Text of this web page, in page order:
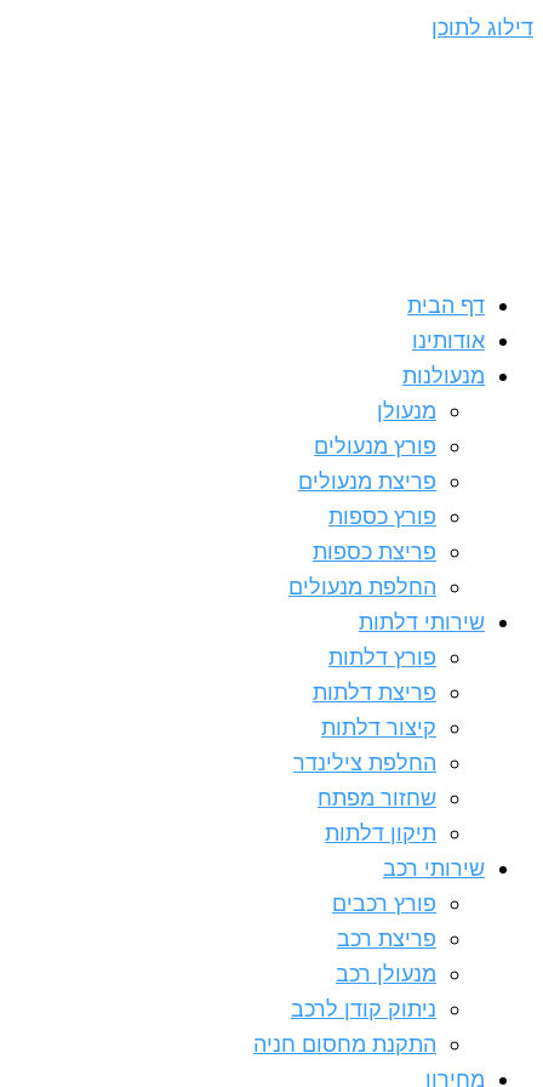
דילוג לתוכן
דף הבית
אודותינו
מנעולנות
מנעולן
פורץ מנעולים
פריצת מנעולים
פורץ כספות
פריצת כספות
החלפת מנעולים
שירותי דלתות
פורץ דלתות
פריצת דלתות
קיצור דלתות
החלפת צילינדר
שחזור מפתח
תיקון דלתות
שירותי רכב
פורץ רכבים
פריצת רכב
מנעולן רכב
ניתוק קודן לרכב
התקנת מחסום חניה
מחירון